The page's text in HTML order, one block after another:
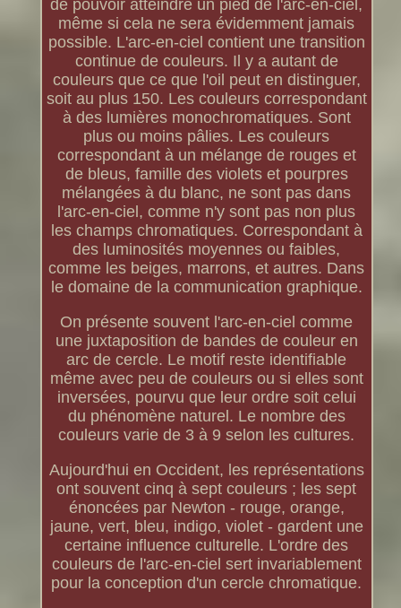
de pouvoir atteindre un pied de l'arc-en-ciel,
même si cela ne sera évidemment jamais
possible. L'arc-en-ciel contient une transition
continue de couleurs. Il y a autant de
couleurs que ce que l'oil peut en distinguer,
soit au plus 150. Les couleurs correspondant
à des lumières monochromatiques. Sont
plus ou moins pâlies. Les couleurs
correspondant à un mélange de rouges et
de bleus, famille des violets et pourpres
mélangées à du blanc, ne sont pas dans
l'arc-en-ciel, comme n'y sont pas non plus
les champs chromatiques. Correspondant à
des luminosités moyennes ou faibles,
comme les beiges, marrons, et autres. Dans
le domaine de la communication graphique.
On présente souvent l'arc-en-ciel comme
une juxtaposition de bandes de couleur en
arc de cercle. Le motif reste identifiable
même avec peu de couleurs ou si elles sont
inversées, pourvu que leur ordre soit celui
du phénomène naturel. Le nombre des
couleurs varie de 3 à 9 selon les cultures.
Aujourd'hui en Occident, les représentations
ont souvent cinq à sept couleurs ; les sept
énoncées par Newton - rouge, orange,
jaune, vert, bleu, indigo, violet - gardent une
certaine influence culturelle. L'ordre des
couleurs de l'arc-en-ciel sert invariablement
pour la conception d'un cercle chromatique.